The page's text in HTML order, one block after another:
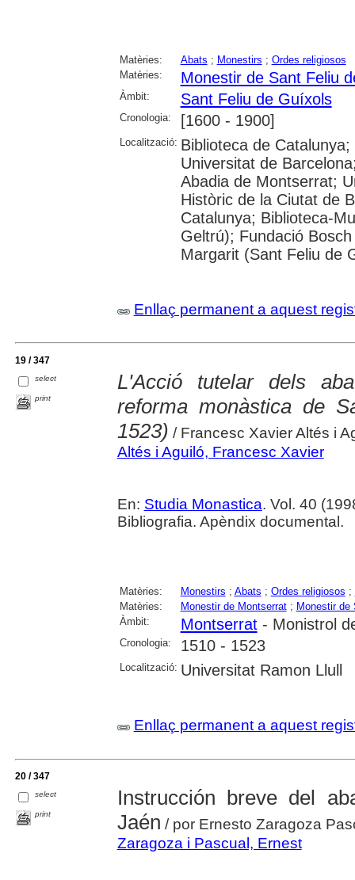
Matèries: Abats ; Monestirs ; Ordes religiosos
Matèries:
Monestir de Sant Feliu
Àmbit: Sant Feliu de Guíxols
Cronologia: [1600 - 1900]
Localització: Biblioteca de
Universitat de
Abadia de Montserrat;
Històric de la Ciutat de
Catalunya; Biblioteca-
Geltrú); Fundació
Margarit (Sant Feliu de
Enllaç permanent a aquest
19 / 347
select
print
L'Acció tutelar dels
reforma monàstica de
1523) / Francesc Xavier Altés i
Altés i Aguiló, Francesc Xavier
En: Studia Monastica. Vol. 40
Bibliografia. Apèndix documental.
Matèries: Monestirs ; Abats ; Ordes religiosos ;
Matèries:
Monestir de Montserrat; Monestir de
Àmbit:
Montserrat- Monistrol
Cronologia: 1510 - 1523
Localització: Universitat Ramon Llull
Enllaç permanent a aquest
20 / 347
select
print
Instrucción breve del
Jaén / por Ernesto Zaragoza
Zaragoza i Pascual, Ernest